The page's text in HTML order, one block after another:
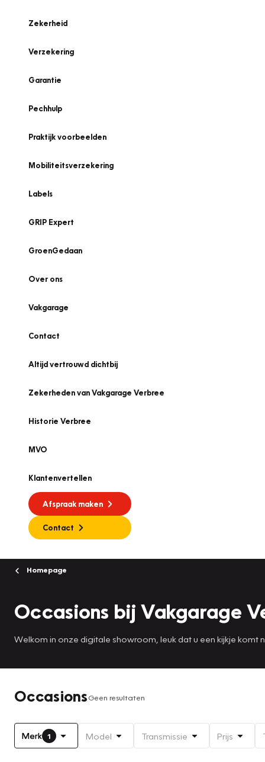
Zekerheid
Verzekering
Garantie
Pechhulp
Praktijk voorbeelden
Mobiliteitsverzekering
Labels
GRIP Expert
GroenGedaan
Over ons
Vakgarage
Contact
Altijd vertrouwd dichtbij
Zekerheden van Vakgarage Verbree
Historie Verbree
MVO
Klantenvertellen
Afspraak maken
Contact
Homepage
Occasions bij Vakgarage
Welkom in onze digitale showroom, leuk dat u een kijkje komt
OccasionsGeen resultaten
Merk 1 Model Transmissie Prijs